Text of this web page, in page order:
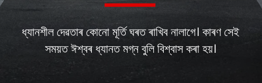
ধ্যানশীল দেৱতাৰ কোনো মূৰ্তি ঘৰত ৰাখিব নালাগে। কাৰণ সেই